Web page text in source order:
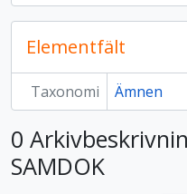
Elementfält
Taxonomi Ämnen
0
SAMDOK